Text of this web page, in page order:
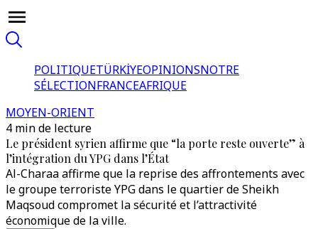
POLITIQUETÜRKİYEOPINIONSNOTRE
SÉLECTIONFRANCEAFRIQUE
MOYEN-ORIENT
4 min de lecture
Le président syrien affirme que “la porte reste ouverte” à
l’intégration du YPG dans l’État
Al-Charaa affirme que la reprise des affrontements avec
le groupe terroriste YPG dans le quartier de Sheikh
Maqsoud compromet la sécurité et l’attractivité
économique de la ville.